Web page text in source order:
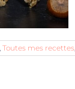
Toutes mes recettes